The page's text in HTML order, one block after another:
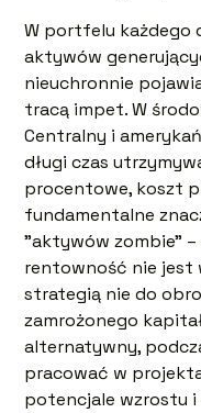
W portfelu każdego
aktywów
nieuchronnie
tracą impet. W
Centralny i
długi czas
procentowe, koszt
fundamentalne
"aktywów zombie"
rentowność nie jest
strategią nie do
zamrożonego
alternatywny,
pracować w
potencjale wzrostu